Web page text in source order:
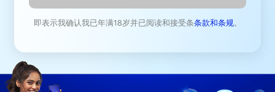
即表示我确认我已年满18岁并已阅读和接受条条款和条规。